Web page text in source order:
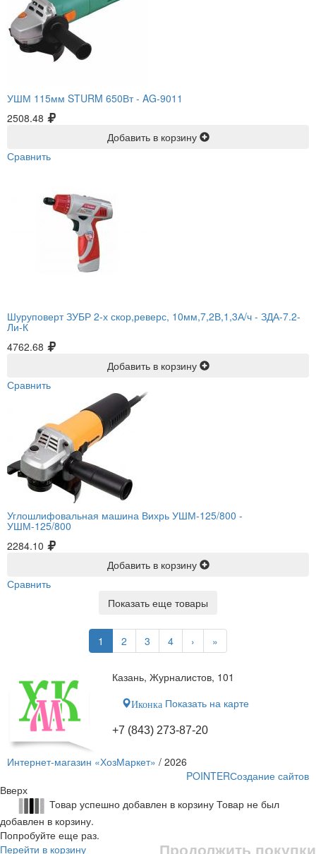
УШМ 115мм STURM 650Вт - AG-9011
2508.48
Добавить в корзину
Сравнить
Шуруповерт ЗУБР 2-х скор,реверс, 10мм,7,2В,1,3А/ч - ЗДА-7.2-
Ли-К
4762.68
Добавить в корзину
Сравнить
Углошлифовальная машина Вихрь УШМ-125/800 -
УШМ-125/800
2284.10
Добавить в корзину
Сравнить
Показать еще товары
1 2 3 4 › »
Казань, Журналистов, 101
Иконка Показать на карте
+7 (843) 273-87-20
Интернет-магазин «ХозМаркет» / 2026
POINTERСоздание сайтов
Вверх
Товар успешно добавлен в корзину Товар не был
добавлен в корзину.
Попробуйте еще раз.
Перейти в корзину
Продолжить покупки